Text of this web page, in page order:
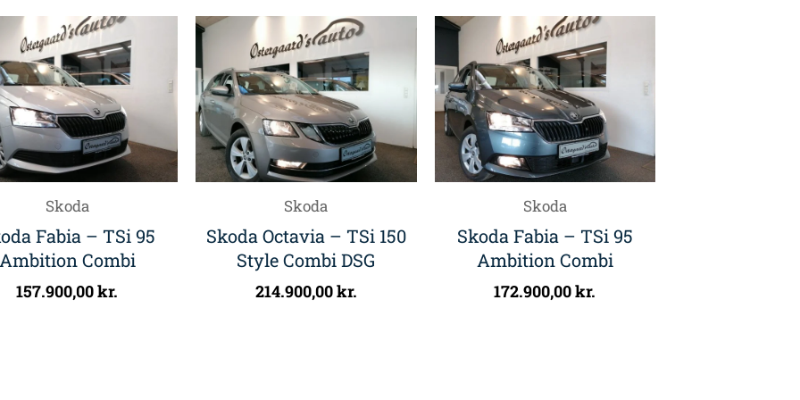
Skoda
Fabia – TSi 95
Combi
157.900,00kr.
Skoda
Skoda Octavia – TSi 150
Style Combi DSG
214.900,00kr.
Skoda
Skoda Fabia – TSi 95
Ambition Combi
172.900,00kr.